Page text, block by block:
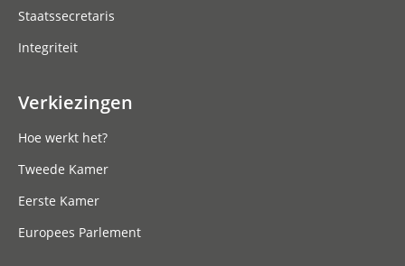
Staatssecretaris
Integriteit
Verkiezingen
Hoe werkt het?
Tweede Kamer
Eerste Kamer
Europees Parlement